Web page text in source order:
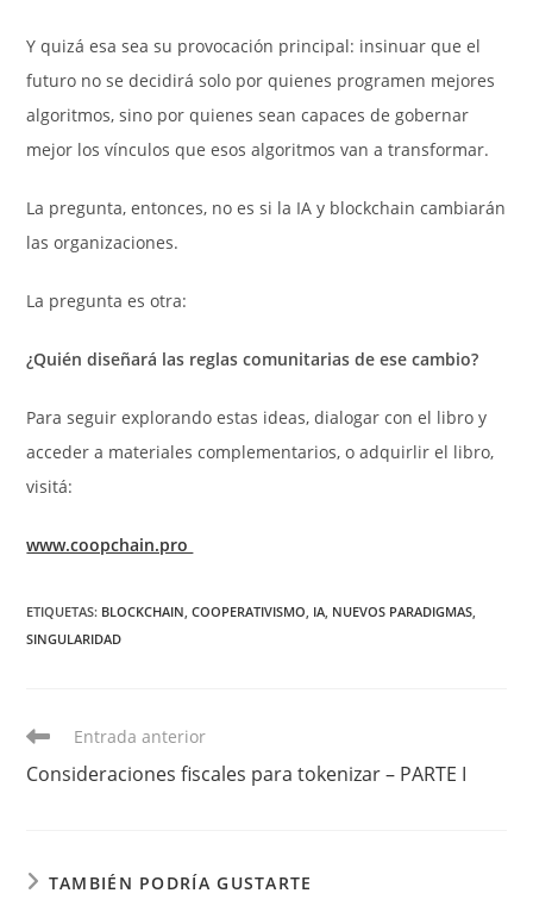
Y quizá esa sea su provocación principal: insinuar que el
futuro no se decidirá solo por quienes programen mejores
algoritmos, sino por quienes sean capaces de gobernar
mejor los vínculos que esos algoritmos van a transformar.
La pregunta, entonces, no es si la IA y blockchain cambiarán
las organizaciones.
La pregunta es otra:
¿Quién diseñará las reglas comunitarias de ese cambio?
Para seguir explorando estas ideas, dialogar con el libro y
acceder a materiales complementarios, o adquirlir el libro,
visitá:
www.coopchain.pro
ETIQUETAS: BLOCKCHAIN COOPERATIVISMO IA NUEVOS PARADIGMAS
SINGULARIDAD
Leer
artículos
Entrada anterior
Consideraciones fiscales para tokenizar – PARTE I
TAMBIÉN PODRÍA GUSTARTE